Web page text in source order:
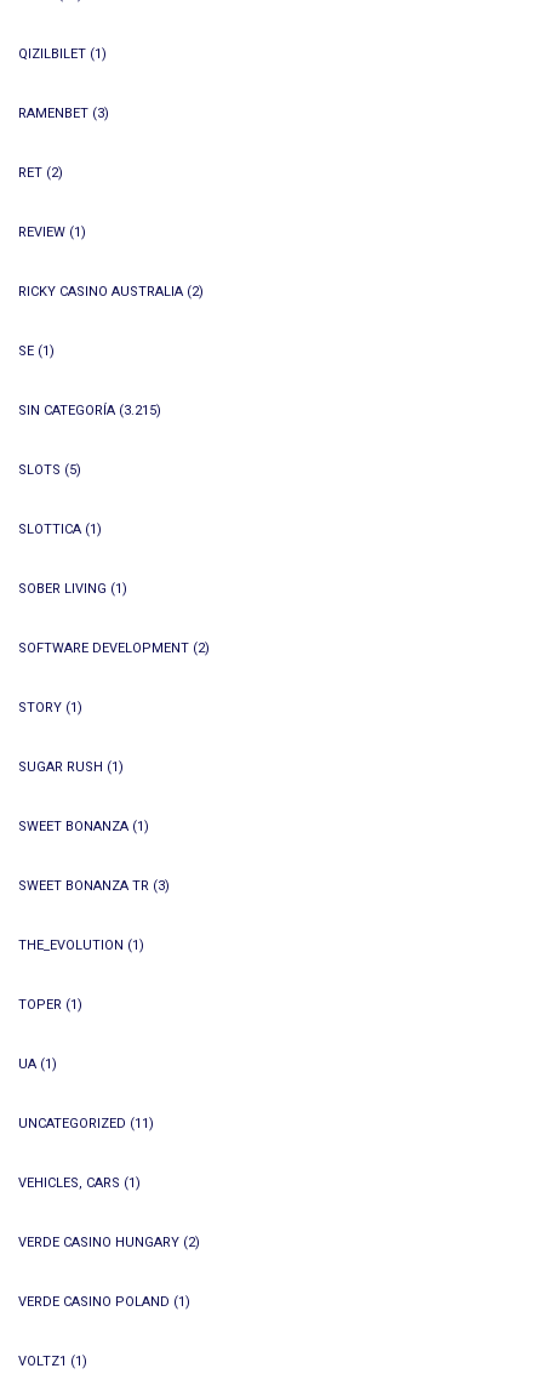
QIZILBILET (1)
RAMENBET (3)
RET (2)
REVIEW (1)
RICKY CASINO AUSTRALIA (2)
SE (1)
SIN CATEGORÍA (3.215)
SLOTS (5)
SLOTTICA (1)
SOBER LIVING (1)
SOFTWARE DEVELOPMENT (2)
STORY (1)
SUGAR RUSH (1)
SWEET BONANZA (1)
SWEET BONANZA TR (3)
THE_EVOLUTION (1)
TOPER (1)
UA (1)
UNCATEGORIZED (11)
VEHICLES, CARS (1)
VERDE CASINO HUNGARY (2)
VERDE CASINO POLAND (1)
VOLTZ1 (1)